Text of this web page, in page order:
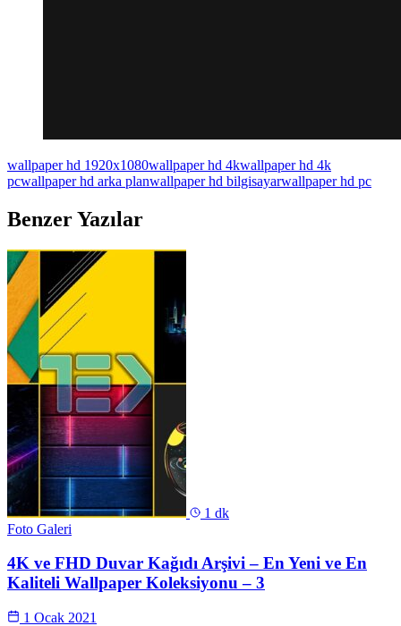
wallpaper hd 1920x1080wallpaper hd 4kwallpaper hd 4k
pcwallpaper hd arka planwallpaper hd bilgisayarwallpaper hd pc
Benzer Yazılar
1 dk
Foto Galeri
4K ve FHD Duvar Kağıdı Arşivi – En Yeni ve En
Kaliteli Wallpaper Koleksiyonu – 3
1 Ocak 2021